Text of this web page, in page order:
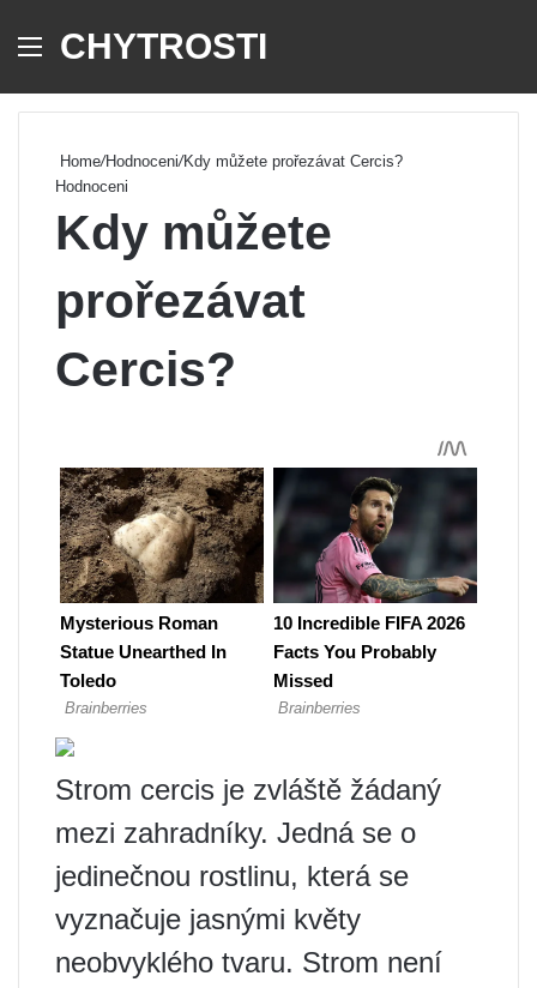
Menu
CHYTROSTI
Home/Hodnoceni/Kdy můžete prořezávat Cercis?
Hodnoceni
Kdy můžete
prořezávat
Cercis?
Strom cercis je zvláště žádaný
mezi zahradníky. Jedná se o
jedinečnou rostlinu, která se
vyznačuje jasnými květy
neobvyklého tvaru. Strom není